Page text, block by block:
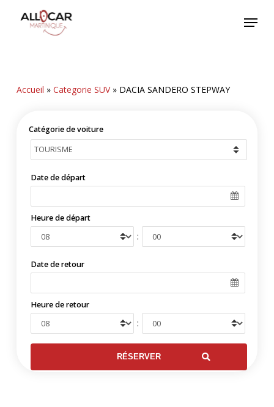
Menu
Accueil » Categorie SUV» DACIA SANDERO STEPWAY
Catégorie de voiture
Date de départ
Heure de départ
:
Date de retour
Heure de retour
: